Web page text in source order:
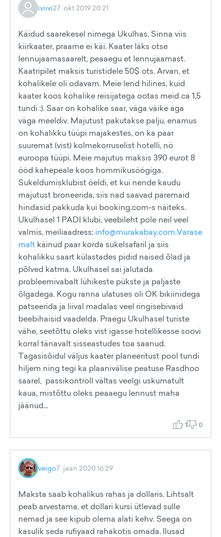
iviivi27. okt 2019 20:21
Käidud saarekesel nimega Ukulhas. Sinna viis
kiirkaater, praame ei käi. Kaater läks otse
lennujaamasaarelt, peaaegu et lennujaamast.
Kaatripilet maksis turistidele 50$ ots. Arvan, et
kohalikele oli odavam. Meie lend hilines, kuid
kaater koos kohalike reisijatega ootas meid ca 1,5
tundi :). Saar on kohalike saar, väga väike aga
väga meeldiv. Majutust pakutakse palju, enamus
on kohalikku tüüpi majakestes, on ka paar
suuremat (vist) kolmekorruselist hotelli, nö
euroopa tüüpi. Meie majutus maksis 390 eurot 8
ööd kahepeale koos hommikusöögiga.
Sukeldumisklubist öeldi, et kui nende kaudu
majutust broneerida, siis nad saavad paremaid
hindasid pakkuda kui booking.com-s näiteks.
Ukulhasel 1 PADI klubi, veebileht pole neil veel
valmis, meiliaadress: info@murakabay.com.Varase
malt käinud paar korda sukelsafaril ja siis
kohalikku saart külastades pidid naised õlad ja
põlved katma. Ukulhasel sai jalutada
probleemivabalt lühikeste pükste ja paljaste
õlgadega. Kogu ranna ulatuses oli OK bikiinidega
patseerida ja liival madalas veel ringisebivaid
beebihaisid vaadelda. Praegu Ukulhasel turiste
vähe, seetõttu oleks vist igasse hotellikesse soovi
korral tänavalt sisseastudes toa saanud.
Tagasisõidul väljus kaater planeeritust pool tundi
hiljem ning tegi ka plaanivälise peatuse Rasdhoo
saarel, passikontroll vältas veelgi uskumatult
kaua, mistõttu oleks peaaegu lennust maha
jäänud...
1 0
veigo7. jaan 2020 16:29
Maksta saab kohalikus rahas ja dollaris. Lihtsalt
peab arvestama, et dollari kursi ütlevad sulle
nemad ja see kipub olema alati kehv. Seega on
kasulik seda rufiyaad rahakotis omada. Ilusad